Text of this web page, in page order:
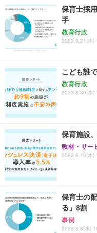
保育士採
手
教育行政
2023.9.21(木)
こども誰
教育行政
2023.8.30(水)
保育施設
教材・サー
2023.6.15(木)
保育士の
る」8割
事例
2023.3.8(水)